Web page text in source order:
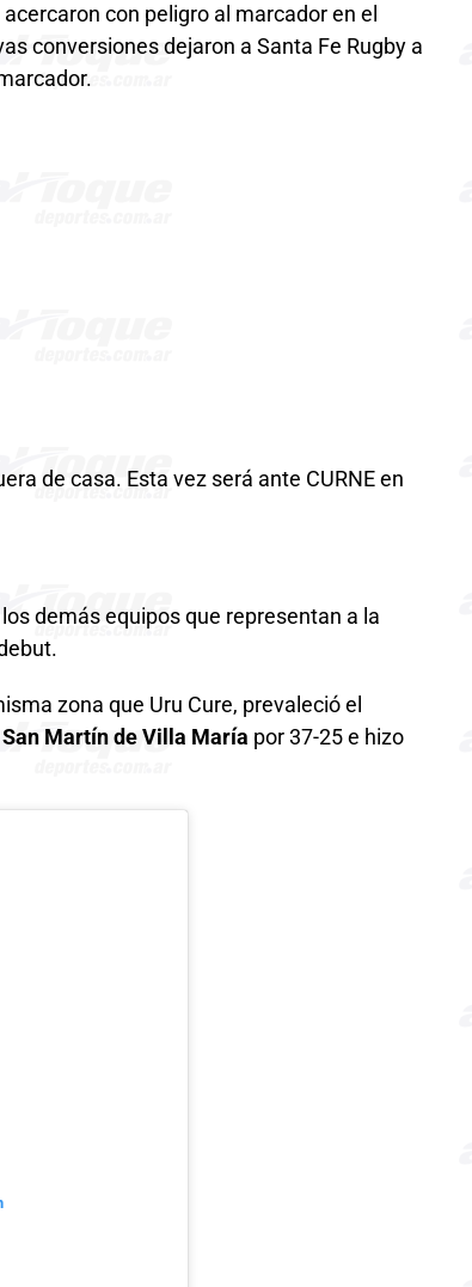
con peligro al marcador en el
conversiones dejaron a Santa Fe Rugby a
de casa. Esta vez será ante CURNE en
demás equipos que representan a la
zona que Uru Cure, prevaleció el
San Martín de Villa María por 37-25 e hizo